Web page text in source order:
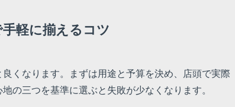
軽に揃えるコツ
くなります。まずは用途と予算を決め、店頭で実際
の三つを基準に選ぶと失敗が少なくなります。